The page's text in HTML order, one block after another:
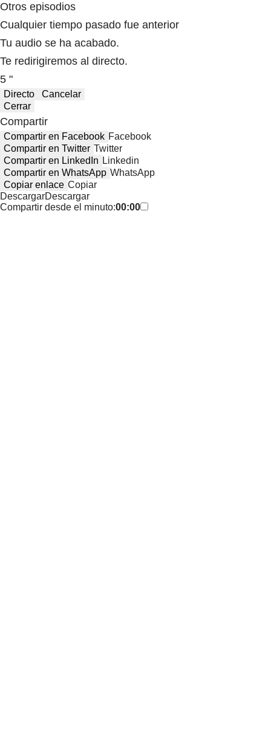
Otros episodios
Cualquier tiempo pasado fue anterior
Tu audio se ha acabado.
Te redirigiremos al directo.
5 "
Directo
Cancelar
Cerrar
Compartir
Compartir en Facebook Facebook
Compartir en Twitter Twitter
Compartir en LinkedIn Linkedin
Compartir en WhatsApp WhatsApp
Copiar enlace Copiar
DescargarDescargar
Compartir desde el minuto:00:00